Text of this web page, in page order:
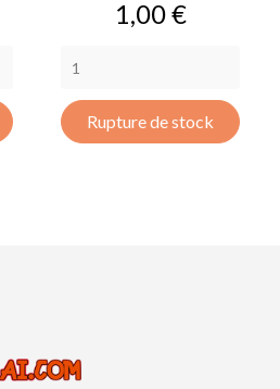
Prix
1,00 €
Rupture de stock